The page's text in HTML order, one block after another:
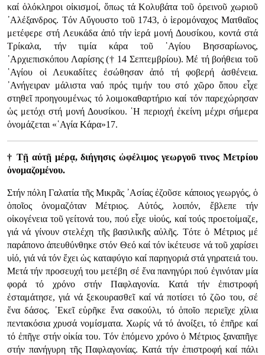
καί ὁλόκληροι οἰκισμοί, ὅπως τά Κολυβάτα τοῦ ὀρεινοῦ χωριοῦ
᾿Αλέξανδρος. Τόν Αὔγουστο τοῦ 1743, ὁ ἱερομόναχος Ματθαῖος
μετέφερε στή Λευκάδα ἀπό τήν ἱερά μονή Δουσίκου, κοντά στά
Τρίκαλα, τήν τιμία κάρα τοῦ ῾Αγίου Βησσαρίωνος,
᾿Αρχιεπισκόπου Λαρίσης († 14 Σεπτεμβρίου). Μέ τή βοήθεια τοῦ
῾Αγίου οἱ Λευκαδίτες ἐσώθησαν ἀπό τή φοβερή ἀσθένεια.
᾿Ανήγειραν μάλιστα ναό πρός τιμήν του στό χῶρο ὅπου εἶχε
στηθεῖ προηγουμένως τό λοιμοκαθαρτήριο καί τόν παρεχώρησαν
ὡς μετόχι στή μονή Δουσίκου. ῾Η περιοχή ἐκείνη μέχρι σήμερα
ὀνομάζεται «῾Αγία Κάρα»17.
† Τῇ αὐτῇ μέρᾳ, διήγησις ὠφέλιμος γεωργοῦ τινος Μετρίου
ὀνομαζομένου.
Στήν πόλη Γαλατία τῆς Μικρᾶς ᾿Ασίας ἐζοῦσε κάποιος γεωργός, ὁ
ὁποῖος ὀνομαζόταν Μέτριος. Αὐτός, λοιπόν, ἔβλεπε τήν
οἰκογένεια τοῦ γείτονά του, πού εἶχε υἱούς, καί τούς προετοίμαζε,
γιά νά γίνουν στελέχη τῆς βασιλικῆς αὐλῆς. Τότε ὁ Μέτριος μέ
παράπονο ἀπευθύνθηκε στόν Θεό καί τόν ἱκέτευσε νά τοῦ χαρίσει
υἱό, γιά νά τόν ἔχει ὡς καταφύγιο καί παρηγοριά στά γηρατειά του.
Μετά τήν προσευχή του μετέβη σέ ἕνα πανηγύρι πού ἐγινόταν μία
φορά τό χρόνο στήν Παφλαγονία. Κατά τήν ἐπιστροφή
ἐσταμάτησε, γιά νά ξεκουρασθεῖ καί νά ποτίσει τό ζῶο του, σέ
ἕνα δάσος. ᾿Εκεῖ εὑρῆκε ἕνα σακούλι, τό ὁποῖο περιεῖχε χίλια
πεντακόσια χρυσά νομίσματα. Χωρίς νά τό ἀνοίξει, τό ἐπῆρε καί
τό ἐπῆγε στήν οἰκία του. Τόν ἑπόμενο χρόνο ὁ Μέτριος ξαναπῆγε
στήν πανήγυρη τῆς Παφλαγονίας. Κατά τήν ἐπιστροφή καί πάλι